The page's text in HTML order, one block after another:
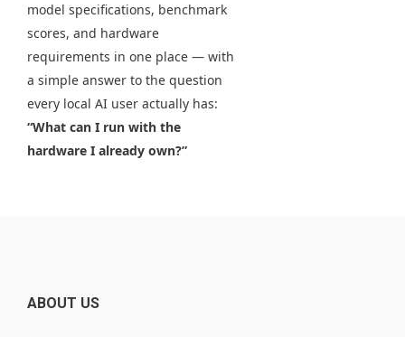
model specifications, benchmark
scores, and hardware
requirements in one place — with
a simple answer to the question
every local AI user actually has:
“What can I run with the
hardware I already own?”
ABOUT US